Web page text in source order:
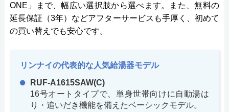
ONE」まで、幅広い選択肢から選べます。また、無料の
延長保証（3年）などアフターサービスも手厚く、初めて
の買い替えでも安心です。
リンナイの代表的な人気給湯器モデル
RUF-A1615SAW(C)
16号オートタイプで、単身世帯向けに自動湯は
り・追いだき機能を備えたベーシックモデル。